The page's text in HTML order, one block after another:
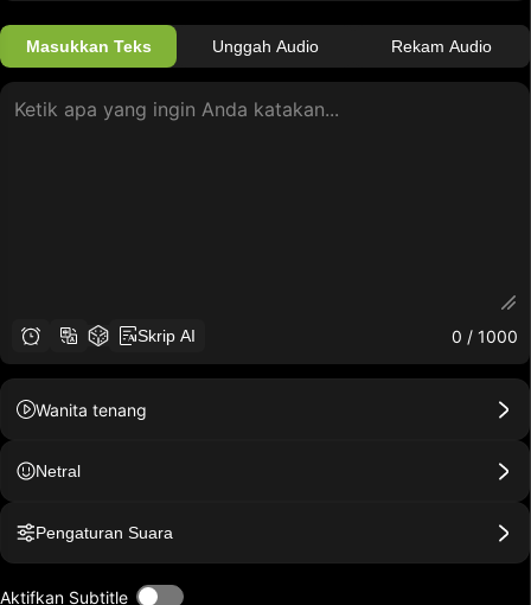
Masukkan Teks Unggah Audio Rekam Audio
Skrip AI 0 / 1000
Wanita tenang
Netral
Pengaturan Suara
Aktifkan Subtitle